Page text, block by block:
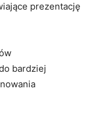
prezentację
bardziej